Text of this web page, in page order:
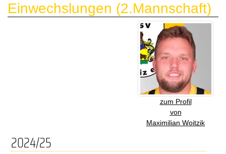
Einwechslungen (2.Mannschaft)
zum Profil
von
Maximilian Woitzik
2024/25